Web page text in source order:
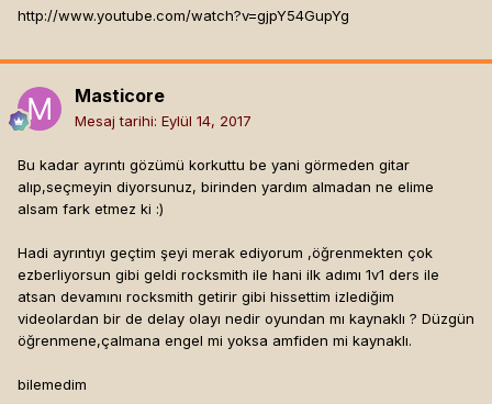
http://www.youtube.com/watch?v=gjpY54GupYg
Masticore
Mesaj tarihi: Eylül 14, 2017
Bu kadar ayrıntı gözümü korkuttu be yani görmeden gitar
alıp,seçmeyin diyorsunuz, birinden yardım almadan ne elime
alsam fark etmez ki :)
Hadi ayrıntıyı geçtim şeyi merak ediyorum ,öğrenmekten çok
ezberliyorsun gibi geldi rocksmith ile hani ilk adımı 1v1 ders ile
atsan devamını rocksmith getirir gibi hissettim izlediğim
videolardan bir de delay olayı nedir oyundan mı kaynaklı ? Düzgün
öğrenmene,çalmana engel mi yoksa amfiden mi kaynaklı.
bilemedim